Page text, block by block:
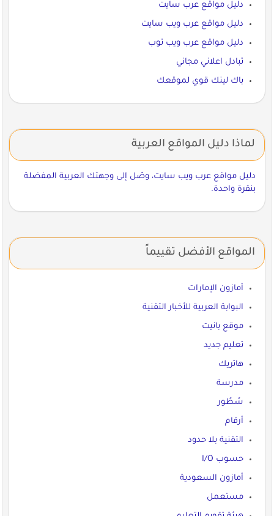
دليل مواقع عرب سايت
دليل مواقع عرب ويب سايت
دليل مواقع عرب ويب توب
تبادل اعلاني مجاني
باك لينك قوي لموقعك
لماذا دليل المواقع العربية
دليل مواقع عرب ويب سايت، وصّل إلى وجهتك العربية المفضلة
بنقرة واحدة.
المواقع الأفضل تقييماً
أمازون الإمارات
البوابة العربية للأخبار التقنية
موقع بانيت
تعليم جديد
هاتريك
مدرسة
سُطُور
أرقام
التقنية بلا حدود
حسوب I/O
أمازون السعودية
مستعمل